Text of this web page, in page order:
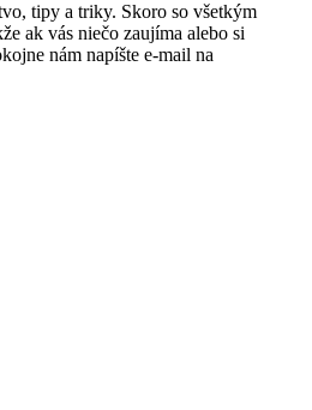
tipy a triky. Skoro so všetkým
ak vás niečo zaujíma alebo si
nám napíšte e-mail na